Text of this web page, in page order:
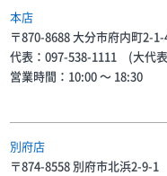
本店
〒870-8688 大分市府内町2-1-
代表：097-538-1111 (大代
営業時間：10:00 〜 18:30
別府店
〒874-8558 別府市北浜2-9-1